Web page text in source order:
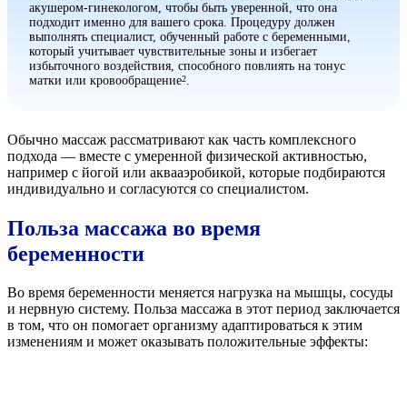
акушером-гинекологом, чтобы быть уверенной, что она
подходит именно для вашего срока. Процедуру должен
выполнять специалист, обученный работе с беременными,
который учитывает чувствительные зоны и избегает
избыточного воздействия, способного повлиять на тонус
матки или кровообращение2.
Обычно массаж рассматривают как часть комплексного
подхода — вместе с умеренной физической активностью,
например с йогой или аквааэробикой, которые подбираются
индивидуально и согласуются со специалистом.
Польза массажа во время
беременности
Во время беременности меняется нагрузка на мышцы, сосуды
и нервную систему. Польза массажа в этот период заключается
в том, что он помогает организму адаптироваться к этим
изменениям и может оказывать положительные эффекты: